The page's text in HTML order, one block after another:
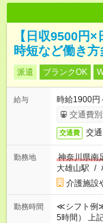
【日収9500円
時短など働き
派遣 ブランクOK
給与
時給1900円
交通費
交通費 交
勤務地
神奈川県南
大雄山駅 /
介護施設
勤務時間
≪シフト例
5時間） 上記シフト以外にも、早朝や深夜など希望の時間帯お聞